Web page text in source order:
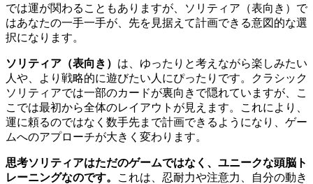
では運が関わることもありますが、ソリティア（表向き）で
はあなたの一手一手が、先を見据えて計画できる意図的な選
択になります。
ソリティア（表向き） は、ゆったりと考えながら楽しみたい
人や、より戦略的に遊びたい人にぴったりです。クラシック
ソリティアでは一部のカードが裏向きで隠れていますが、こ
こでは最初から全体のレイアウトが見えます。これにより、
運に頼るのではなく数手先まで計画できるようになり、ゲー
ムへのアプローチが大きく変わります。
思考ソリティアはただのゲームではなく、ユニークな頭脳ト
レーニングなのです。
これは、忍耐力や注意力、自分の動き